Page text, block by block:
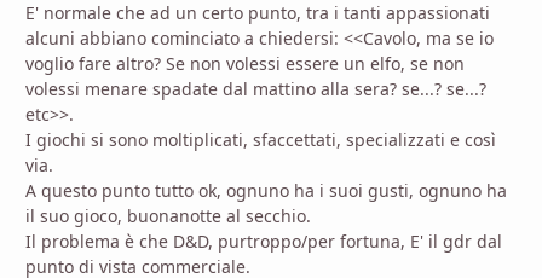
E' normale che ad un certo punto, tra i tanti appassionati
alcuni abbiano cominciato a chiedersi: <<Cavolo, ma se io
voglio fare altro? Se non volessi essere un elfo, se non
volessi menare spadate dal mattino alla sera? se...? se...?
etc>>.
I giochi si sono moltiplicati, sfaccettati, specializzati e così
via.
A questo punto tutto ok, ognuno ha i suoi gusti, ognuno ha
il suo gioco, buonanotte al secchio.
Il problema è che D&D, purtroppo/per fortuna, E' il gdr dal
punto di vista commerciale.